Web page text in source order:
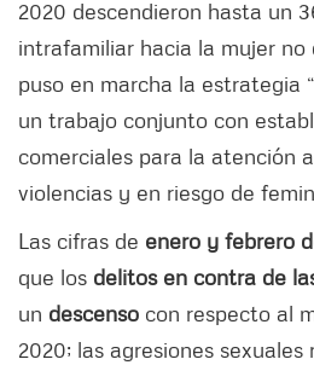
2020 descendieron hasta un
intrafamiliar hacia la mujer no
puso en marcha la estrategia
un trabajo conjunto con
comerciales para la atención
violencias y en riesgo de
Las cifras de enero y febrero
que los delitos en contra de
un descenso con respecto al
2020; las agresiones sexuales